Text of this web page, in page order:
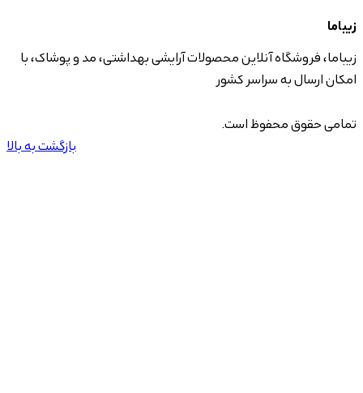
زیباما
زیباما، فروشگاه آنلاین محصولات آرایشی بهداشتی، مد و پوشاک، با
امکان ارسال به سراسر کشور
تمامی حقوق محفوظ است.
بازگشت به بالا